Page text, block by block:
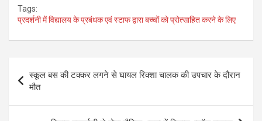
Tags:
प्रदर्शनी में विद्यालय के प्रबंधक एवं स्टाफ द्वारा बच्चों को प्रोत्साहित करने के लिए
navigation
स्कूल बस की टक्कर लगने से घायल रिक्शा चालक की उपचार के दौरान
मौत